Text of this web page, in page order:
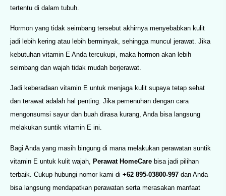
tertentu di dalam tubuh.
Hormon yang tidak seimbang tersebut akhirnya menyebabkan kulit
jadi lebih kering atau lebih berminyak, sehingga muncul jerawat. Jika
kebutuhan vitamin E Anda tercukupi, maka hormon akan lebih
seimbang dan wajah tidak mudah berjerawat.
Jadi keberadaan vitamin E untuk menjaga kulit supaya tetap sehat
dan terawat adalah hal penting. Jika pemenuhan dengan cara
mengonsumsi sayur dan buah dirasa kurang, Anda bisa langsung
melakukan suntik vitamin E ini.
Bagi Anda yang masih bingung di mana melakukan perawatan suntik
vitamin E untuk kulit wajah,
Perawat HomeCare bisa jadi pilihan
terbaik. Cukup hubungi nomor kami di +62 895-03800-997 dan Anda
bisa langsung mendapatkan perawatan serta merasakan manfaat